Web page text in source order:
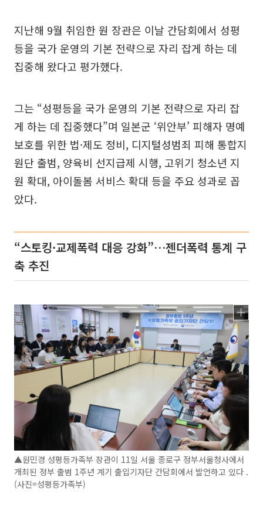
지난해 9월 취임한 원 장관은 이날 간담회에서 성평
등을 국가 운영의 기본 전략으로 자리 잡게 하는 데
집중해 왔다고 평가했다.
그는 “성평등을 국가 운영의 기본 전략으로 자리 잡
게 하는 데 집중했다”며 일본군 ‘위안부’ 피해자 명예
보호를 위한 법·제도 정비, 디지털성범죄 피해 통합지
원단 출범, 양육비 선지급제 시행, 고위기 청소년 지
원 확대, 아이돌봄 서비스 확대 등을 주요 성과로 꼽
았다.
“스토킹·교제폭력 대응 강화”…젠더폭력 통계 구
축 추진
▲원민경 성평등가족부 장관이 11일 서울 종로구 정부서울청사에서
개최된 정부 출범 1주년 계기 출입기자단 간담회에서 발언하고 있다 .
(사진=성평등가족부)